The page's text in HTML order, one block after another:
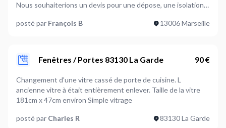
Nous souhaiterions un devis pour une dépose, une isolation
pour le volet roulant? Merci beaucoup, François
posté par François B 13006 Marseille
Fenêtres / Portes 83130 La Garde 90 €
Changement d'une vitre cassé de porte de cuisine. L
ancienne vitre à était entièrement enlever. Taille de la vitre
181cm x 47cm environ Simple vitrage
posté par Charles R 83130 La Garde